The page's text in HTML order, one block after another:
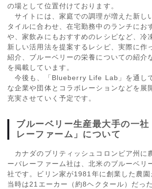
の場として位置付けております。
サイトには、家庭での調理が増えた新し
タイルに合わせ、在宅勤務中のランチにお
や、家飲みにもおすすめのレシピなど、冷
新しい活用法を提案するレシピ、実際に作
紹介、ブルーベリーの栄養についての紹介
を掲載しています。
今後も、「Blueberry Life Lab」を通し
な企業や団体とコラボレーションなどを展
充実させていく予定です。
ブルーベリー生産最大手の一
レーファーム」について
カナダのブリティッシュコロンビア州に
ーバレーファーム社は、北米のブルーベリ
社です。ビリン家が1981年に創業した農
当時は21エーカー（約8ヘクタール）だっ